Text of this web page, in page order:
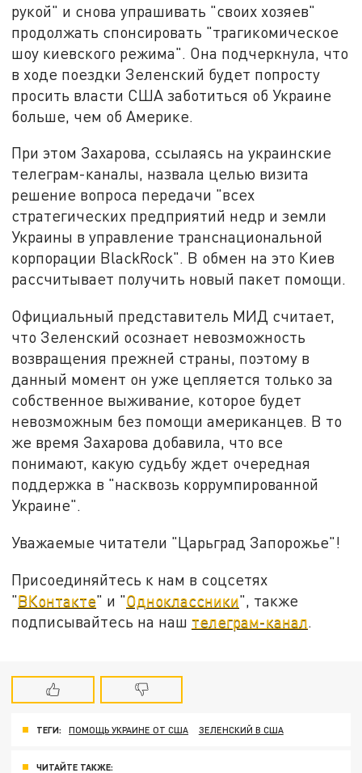
рукой" и снова упрашивать "своих хозяев"
продолжать спонсировать "трагикомическое
шоу киевского режима". Она подчеркнула, что
в ходе поездки Зеленский будет попросту
просить власти США заботиться об Украине
больше, чем об Америке.
При этом Захарова, ссылаясь на украинские
телеграм-каналы, назвала целью визита
решение вопроса передачи "всех
стратегических предприятий недр и земли
Украины в управление транснациональной
корпорации BlackRock". В обмен на это Киев
рассчитывает получить новый пакет помощи.
Официальный представитель МИД считает,
что Зеленский осознает невозможность
возвращения прежней страны, поэтому в
данный момент он уже цепляется только за
собственное выживание, которое будет
невозможным без помощи американцев. В то
же время Захарова добавила, что все
понимают, какую судьбу ждет очередная
поддержка в "насквозь коррумпированной
Украине".
Уважаемые читатели "Царьград Запорожье"!
Присоединяйтесь к нам в соцсетях
"ВКонтакте" и "Одноклассники", также
подписывайтесь на наш телеграм-канал
ТЕГИ: ПОМОЩЬ УКРАИНЕ ОТ США ЗЕЛЕНСКИЙ В США
ЧИТАЙТЕ ТАКЖЕ: